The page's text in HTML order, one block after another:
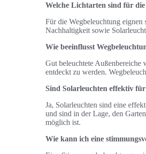
Welche Lichtarten sind für die
Für die Wegbeleuchtung
Nachhaltigkeit sowie
Wie beeinflusst
Gut beleuchtete Außenbereiche
entdeckt zu werden.
Sind Solarleuchten effektiv
Ja, Solarleuchten sind eine
und sind in der Lage, den
möglich ist.
Wie kann ich eine